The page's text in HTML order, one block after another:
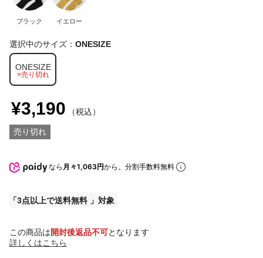
ブラック イエロー
選択中のサイズ： ONESIZE
ONESIZE
×売り切れ
¥3,190 （税込）
売り切れ
なら 月々1,063円から。分割手数料無料
3点以上で送料無料
この商品は開封後返品不可となります
詳しくはこちら